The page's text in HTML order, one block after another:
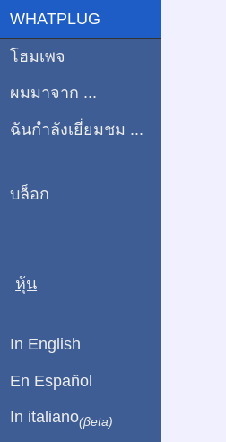
WHATPLUG
โฮมเพจ
ผมมาจาก ...
ฉันกำลังเยี่ยมชม ...
บล็อก
หุ้น
In English
En Español
In italiano(βeta)